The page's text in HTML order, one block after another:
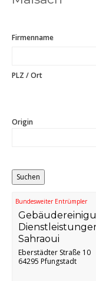
Firmenname
PLZ / Ort
Origin
Bundesweiter Entrümpler
Sahraoui
Eberstädter Straße 10
64295 Pfungstadt